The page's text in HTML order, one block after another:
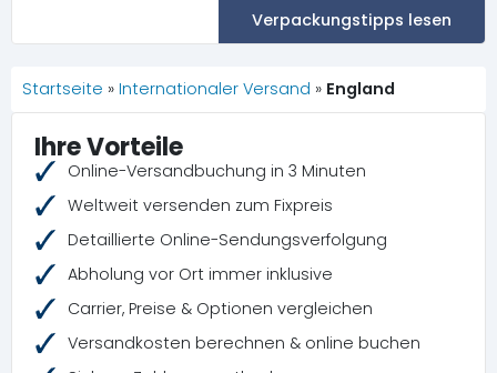
Verpackungstipps lesen
Startseite » Internationaler Versand » England
Ihre Vorteile
Online-Versandbuchung in 3 Minuten
Weltweit versenden zum Fixpreis
Detaillierte Online-Sendungsverfolgung
Abholung vor Ort immer inklusive
Carrier, Preise & Optionen vergleichen
Versandkosten berechnen & online buchen